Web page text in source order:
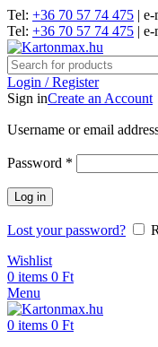
Tel: +36 70 57 74 475 |
Tel: +36 70 57 74 475 |
Login / Register
Sign inCreate an Account
Username or email
Password *
Log in
Lost your password?
Wishlist
0 items 0 Ft
Menu
0 items 0 Ft